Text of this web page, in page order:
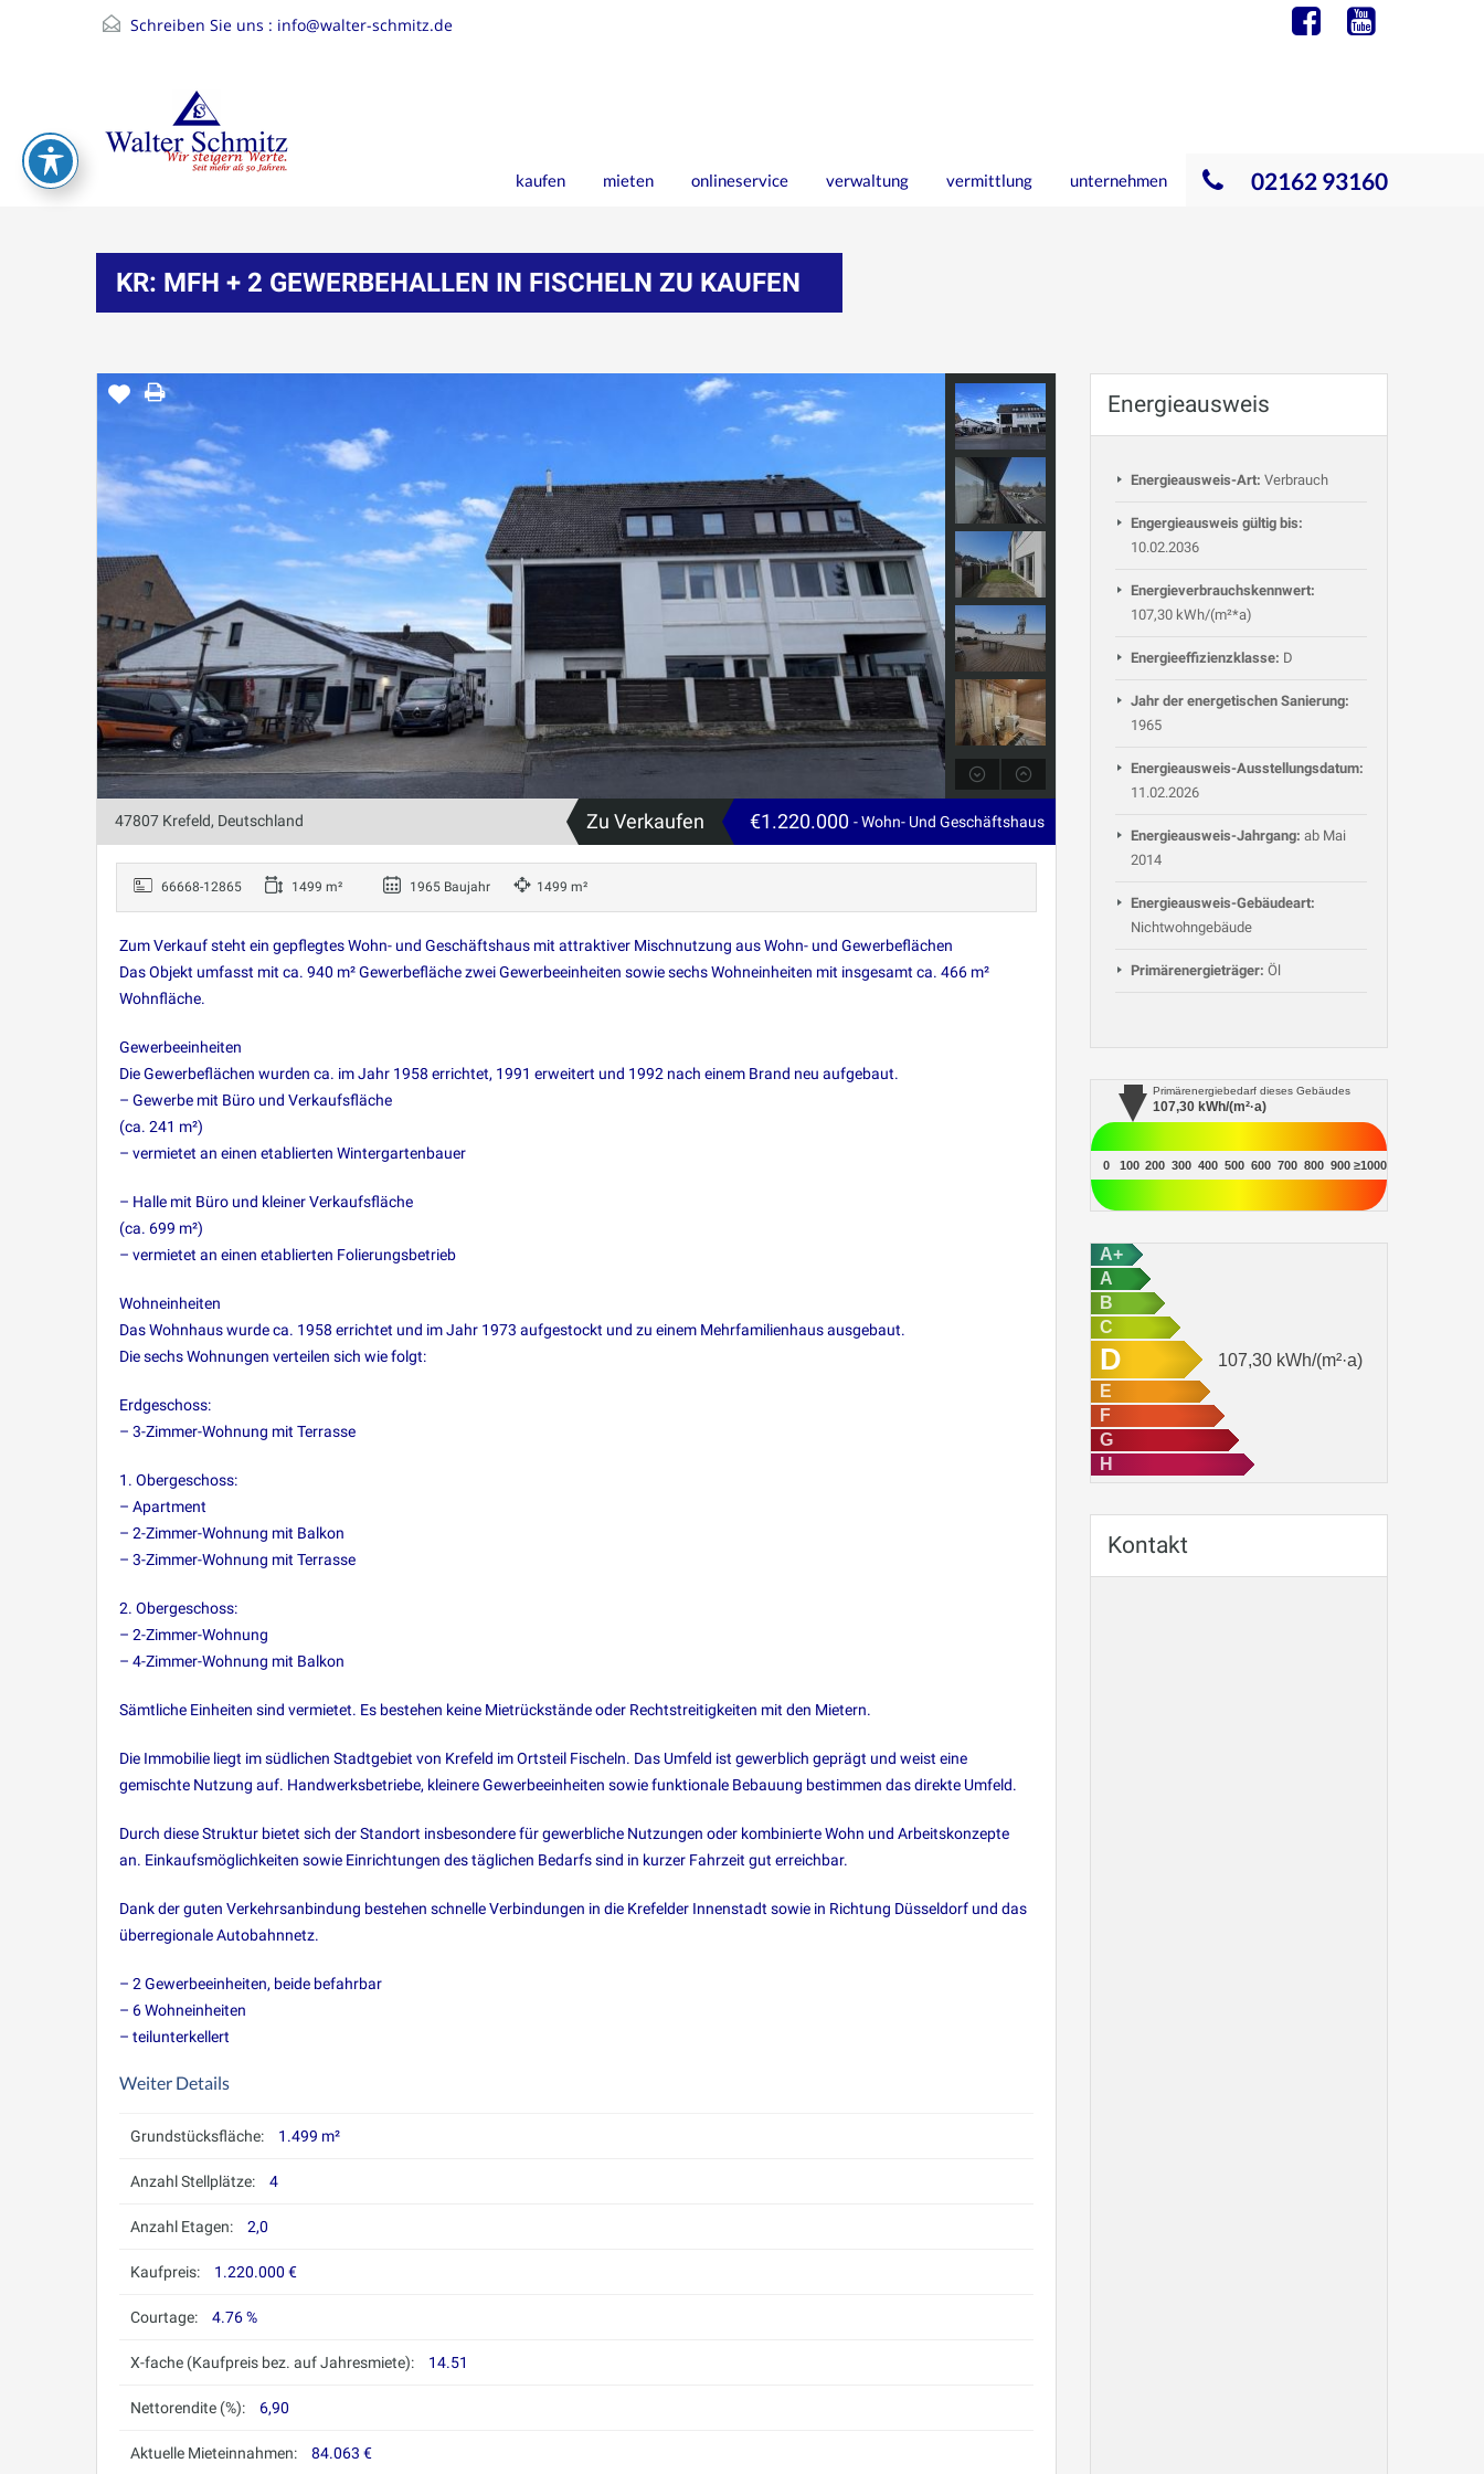
Schreiben Sie uns : info@walter-schmitz.de
02162 93160
kaufen mieten onlineservice verwaltung vermittlung unternehmen
KR: MFH + 2 GEWERBEHALLEN IN FISCHELN ZU KAUFEN
47807 Krefeld, Deutschland Zu Verkaufen €1.220.000 - Wohn- Und Geschäftshaus
66668-12865 1499 m² 1965 Baujahr 1499 m²
Zum Verkauf steht ein gepflegtes Wohn- und Geschäftshaus mit attraktiver Mischnutzung aus Wohn- und Gewerbeflächen
Das Objekt umfasst mit ca. 940 m² Gewerbefläche zwei Gewerbeeinheiten sowie sechs Wohneinheiten mit insgesamt ca. 466 m²
Wohnfläche.
Gewerbeeinheiten
Die Gewerbeflächen wurden ca. im Jahr 1958 errichtet, 1991 erweitert und 1992 nach einem Brand neu aufgebaut.
– Gewerbe mit Büro und Verkaufsfläche
(ca. 241 m²)
– vermietet an einen etablierten Wintergartenbauer
– Halle mit Büro und kleiner Verkaufsfläche
(ca. 699 m²)
– vermietet an einen etablierten Folierungsbetrieb
Wohneinheiten
Das Wohnhaus wurde ca. 1958 errichtet und im Jahr 1973 aufgestockt und zu einem Mehrfamilienhaus ausgebaut.
Die sechs Wohnungen verteilen sich wie folgt:
Erdgeschoss:
– 3-Zimmer-Wohnung mit Terrasse
1. Obergeschoss:
– Apartment
– 2-Zimmer-Wohnung mit Balkon
– 3-Zimmer-Wohnung mit Terrasse
2. Obergeschoss:
– 2-Zimmer-Wohnung
– 4-Zimmer-Wohnung mit Balkon
Sämtliche Einheiten sind vermietet. Es bestehen keine Mietrückstände oder Rechtstreitigkeiten mit den Mietern.
Die Immobilie liegt im südlichen Stadtgebiet von Krefeld im Ortsteil Fischeln. Das Umfeld ist gewerblich geprägt und weist eine
gemischte Nutzung auf. Handwerksbetriebe, kleinere Gewerbeeinheiten sowie funktionale Bebauung bestimmen das direkte Umfeld.
Durch diese Struktur bietet sich der Standort insbesondere für gewerbliche Nutzungen oder kombinierte Wohn und Arbeitskonzepte
an. Einkaufsmöglichkeiten sowie Einrichtungen des täglichen Bedarfs sind in kurzer Fahrzeit gut erreichbar.
Dank der guten Verkehrsanbindung bestehen schnelle Verbindungen in die Krefelder Innenstadt sowie in Richtung Düsseldorf und das
überregionale Autobahnnetz.
– 2 Gewerbeeinheiten, beide befahrbar
– 6 Wohneinheiten
– teilunterkellert
Weiter Details
Grundstücksfläche: 1.499 m²
Anzahl Stellplätze: 4
Anzahl Etagen: 2,0
Kaufpreis: 1.220.000 €
Courtage: 4.76 %
X-fache (Kaufpreis bez. auf Jahresmiete): 14.51
Nettorendite (%): 6,90
Aktuelle Mieteinnahmen: 84.063 €
Energieausweis
Energieausweis-Art: Verbrauch
Engergieausweis gültig bis:
10.02.2036
Energieverbrauchskennwert:
107,30 kWh/(m²*a)
Energieeffizienzklasse: D
Jahr der energetischen Sanierung:
1965
Energieausweis-Ausstellungsdatum:
11.02.2026
Energieausweis-Jahrgang: ab Mai
2014
Energieausweis-Gebäudeart:
Nichtwohngebäude
Primärenergieträger: Öl
Primärenergiebedarfdieses Gebäudes
107,30 kWh/(m²·a)
0 100 200 300 400 500 600 700 800 900 ≥1000
A+
A
B
C
D 107,30 kWh/(m²·a)
E
F
G
H
Kontakt